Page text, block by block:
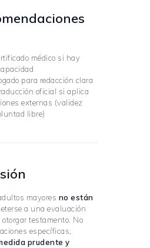
médico si hay
para redacción clara
oficial si aplica
externas (validez
libre)
mayores no están
a una evaluación
testamento. No
específicas,
prudente y